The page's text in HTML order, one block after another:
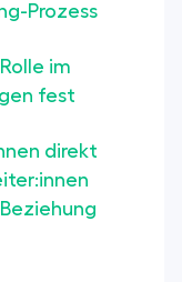
Prozess
im
fest
direkt